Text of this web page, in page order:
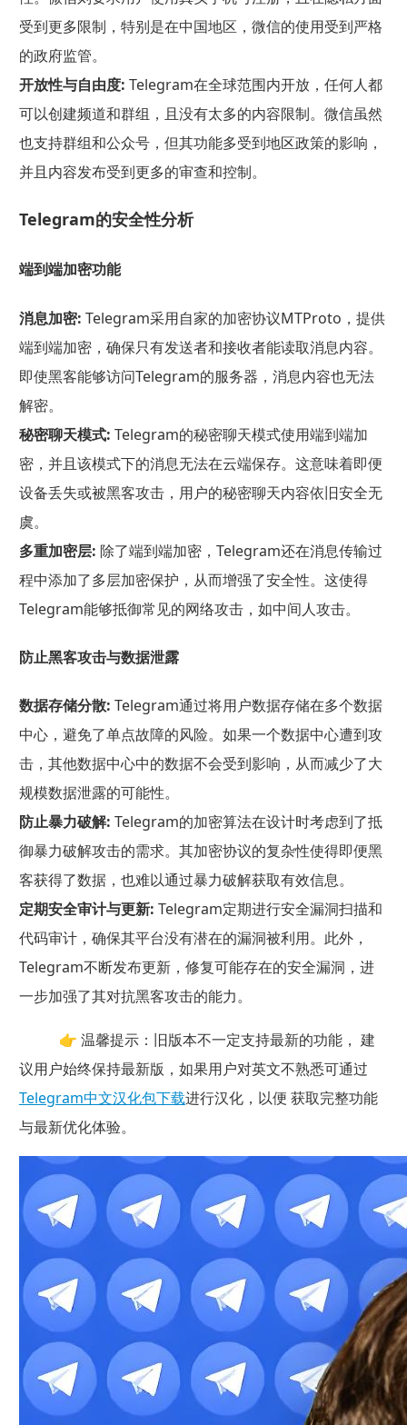
受到更多限制，特别是在中国地区，微信的使用受到严格
的政府监管。
开放性与自由度: Telegram在全球范围内开放，任何人都
可以创建频道和群组，且没有太多的内容限制。微信虽然
也支持群组和公众号，但其功能多受到地区政策的影响，
并且内容发布受到更多的审查和控制。
Telegram的安全性分析
端到端加密功能
消息加密: Telegram采用自家的加密协议MTProto，提供
端到端加密，确保只有发送者和接收者能读取消息内容。
即使黑客能够访问Telegram的服务器，消息内容也无法
解密。
秘密聊天模式: Telegram的秘密聊天模式使用端到端加
密，并且该模式下的消息无法在云端保存。这意味着即便
设备丢失或被黑客攻击，用户的秘密聊天内容依旧安全无
虞。
多重加密层: 除了端到端加密，Telegram还在消息传输过
程中添加了多层加密保护，从而增强了安全性。这使得
Telegram能够抵御常见的网络攻击，如中间人攻击。
防止黑客攻击与数据泄露
数据存储分散: Telegram通过将用户数据存储在多个数据
中心，避免了单点故障的风险。如果一个数据中心遭到攻
击，其他数据中心中的数据不会受到影响，从而减少了大
规模数据泄露的可能性。
防止暴力破解: Telegram的加密算法在设计时考虑到了抵
御暴力破解攻击的需求。其加密协议的复杂性使得即便黑
客获得了数据，也难以通过暴力破解获取有效信息。
定期安全审计与更新: Telegram定期进行安全漏洞扫描和
代码审计，确保其平台没有潜在的漏洞被利用。此外，
Telegram不断发布更新，修复可能存在的安全漏洞，进
一步加强了其对抗黑客攻击的能力。
👉 温馨提示：旧版本不一定支持最新的功能， 建
议用户始终保持最新版，如果用户对英文不熟悉可通过
Telegram中文汉化包下载进行汉化，以便 获取完整功能
与最新优化体验。